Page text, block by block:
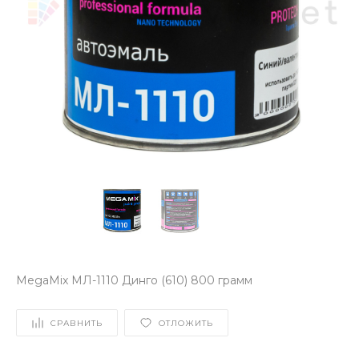
MegaMix МЛ-1110 Динго (610) 800 грамм
СРАВНИТЬ ОТЛОЖИТЬ